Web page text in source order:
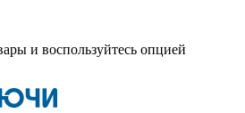
и воспользуйтесь опцией